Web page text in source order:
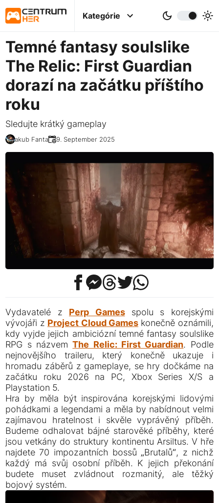
Kategórie
Temné fantasy soulslike
The Relic: First Guardian
dorazí na začátku příštího
roku
Sledujte krátký gameplay
Jakub Fanta 29. September 2025
Vydavatelé z Perp Gamesspolu s korejskými
vývojáři z Project Cloud Gameskonečně oznámili,
kdy vyjde jejich ambiciózní temné fantasy soulslike
RPG s názvemThe Relic: First Guardian. Podle
nejnovějšího traileru, který konečně ukazuje i
hromadu záběrů z gameplaye, se hry dočkáme na
začátku roku 2026 na PC, Xbox Series X/S a
Playstation 5.
Hra by měla být inspirována korejskými lidovými
pohádkami a legendami a měla by nabídnout velmi
zajímavou hratelnost i skvěle vyprávěný příběh.
Budeme odhalovat bájné starověké příběhy, které
jsou vetkány do struktury kontinentu Arsiltus. V hře
najdete 70 impozantních bossů „Brutalů“, z nichž
každý má svůj osobní příběh. K jejich překonání
budete muset zvládnout rozmanitý, ale těžký
bojový systém.